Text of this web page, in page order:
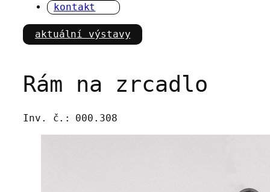
kontakt
aktuální výstavy
Rám na zrcadlo
Inv. č.: 000.308